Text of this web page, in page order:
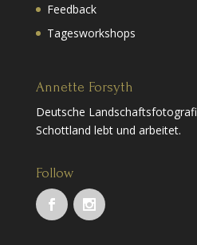
Feedback
Tagesworkshops
Annette Forsyth
Deutsche
Schottland lebt und arbeitet.
Follow